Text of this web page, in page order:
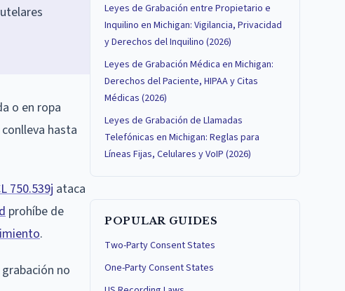
o en ropa
hasta
750.539j ataca
prohíbe de
.
no
Leyes de Grabación entre Propietario e
Inquilino en Michigan: Vigilancia, Privacidad
y Derechos del Inquilino (2026)
Leyes de Grabación Médica en Michigan:
Derechos del Paciente, HIPAA y Citas
Médicas (2026)
Leyes de Grabación de Llamadas
Telefónicas en Michigan: Reglas para
Líneas Fijas, Celulares y VoIP (2026)
POPULAR GUIDES
Two-Party Consent States
One-Party Consent States